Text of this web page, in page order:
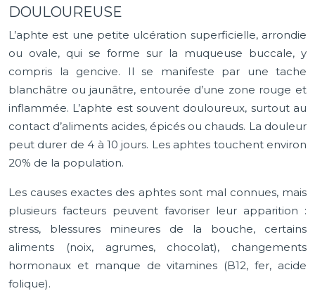
DOULOUREUSE
L’aphte est une petite ulcération superficielle, arrondie
ou ovale, qui se forme sur la muqueuse buccale, y
compris la gencive. Il se manifeste par une tache
blanchâtre ou jaunâtre, entourée d’une zone rouge et
inflammée. L’aphte est souvent douloureux, surtout au
contact d’aliments acides, épicés ou chauds. La douleur
peut durer de 4 à 10 jours. Les aphtes touchent environ
20% de la population.
Les causes exactes des aphtes sont mal connues, mais
plusieurs facteurs peuvent favoriser leur apparition :
stress, blessures mineures de la bouche, certains
aliments (noix, agrumes, chocolat), changements
hormonaux et manque de vitamines (B12, fer, acide
folique).